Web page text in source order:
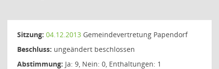
Sitzung: 04.12.2013 Gemeindevertretung Papendorf
Beschluss: ungeändert beschlossen
Abstimmung: Ja: 9, Nein: 0, Enthaltungen: 1